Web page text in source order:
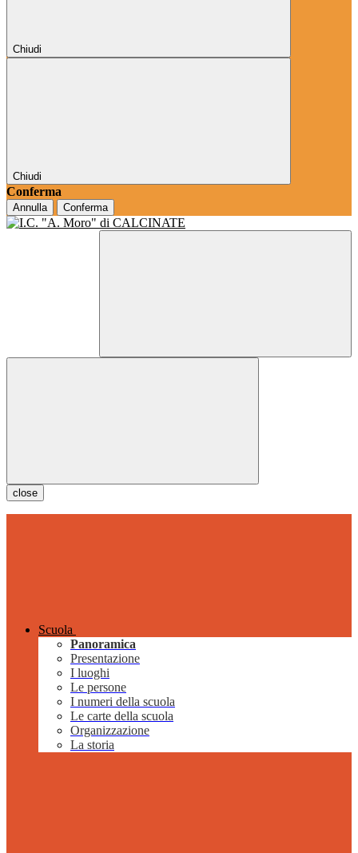
Chiudi
Chiudi
Conferma
Annulla Conferma
close
Scuola
Panoramica
Presentazione
I luoghi
Le persone
I numeri della scuola
Le carte della scuola
Organizzazione
La storia